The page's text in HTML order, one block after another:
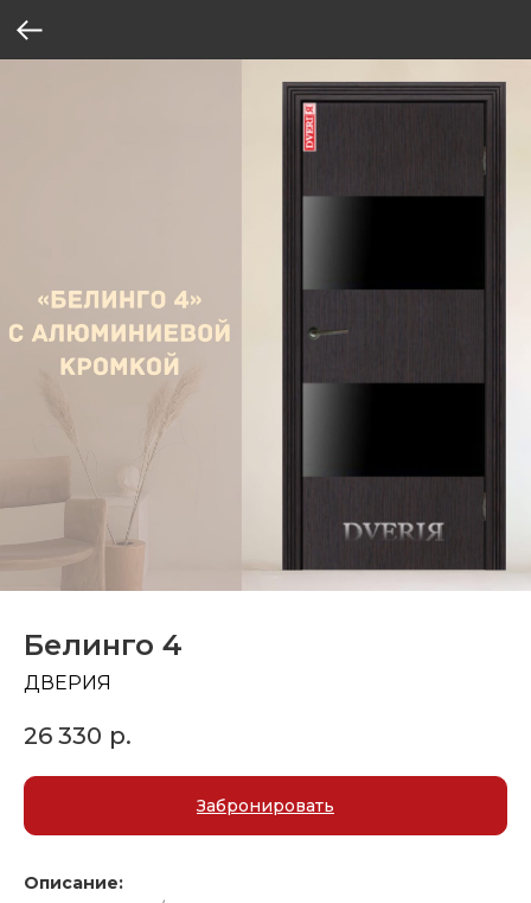
Белинго 4
ДВЕРИЯ
26 330 р.
Забронировать
Описание: